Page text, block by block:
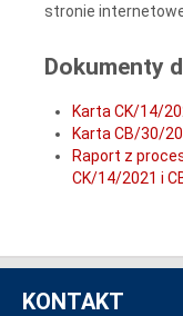
stronie
Dokumenty
Karta CK/14/
Karta CB/30/
Raport z
CK/14/2021 i
KONTAKT